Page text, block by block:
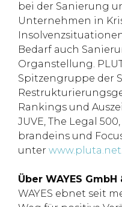
bei der Sanierung
Unternehmen in
Bedarf auch
Organstellung.
Spitzengruppe der
Rankings und
JUVE, The Legal
brandeins und
unter www.pluta.net
Über WAYES GmbH
WAYES ebnet seit